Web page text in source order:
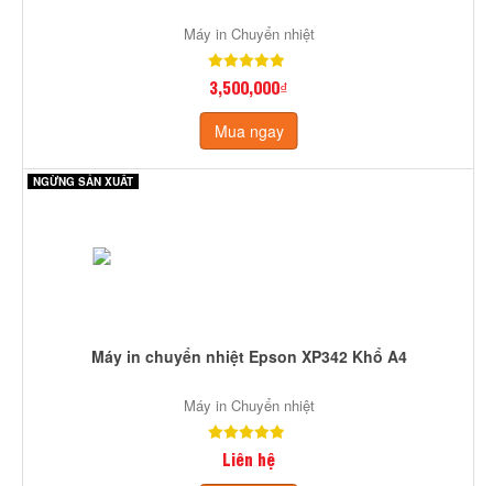
Máy in Chuyển nhiệt
3,500,000₫
Mua ngay
NGỪNG SẢN XUẤT
Máy in chuyển nhiệt Epson XP342 Khổ A4
Máy in Chuyển nhiệt
Liên hệ